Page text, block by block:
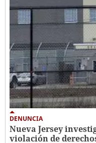
DENUNCIA
Nueva Jersey
violación de